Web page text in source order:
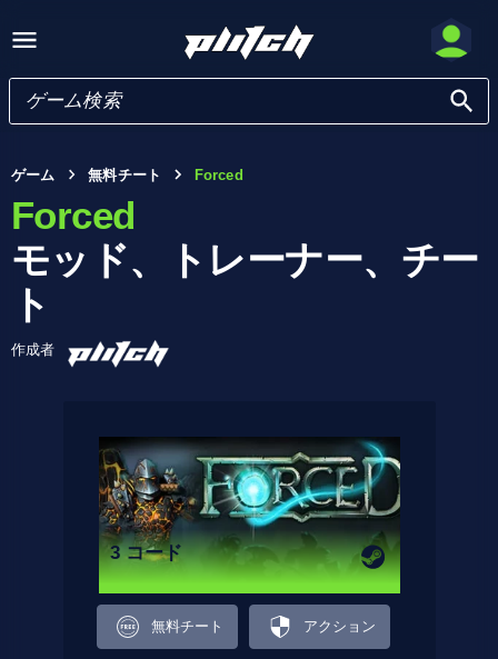
ゲーム 無料チート Forced
Forced
モッド、トレーナー、チー
ト
作成者
3 コード
無料チート アクション